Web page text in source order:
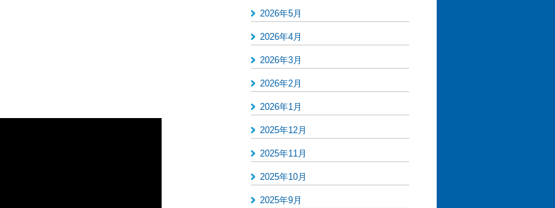
2026年5月
2026年4月
2026年3月
2026年2月
2026年1月
2025年12月
2025年11月
2025年10月
2025年9月